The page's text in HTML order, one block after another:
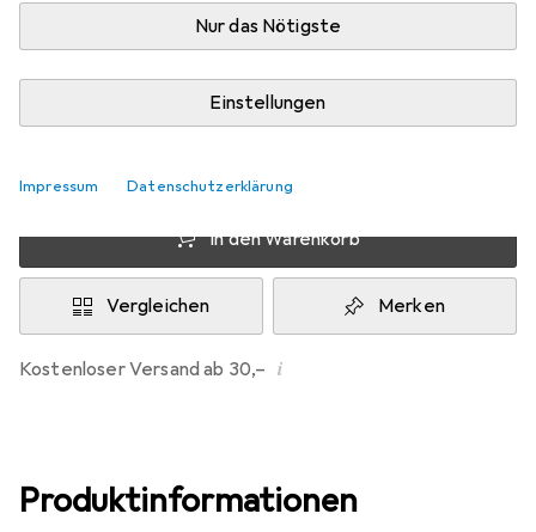
Nur das Nötigste
Einstellungen
Impressum Datenschutzerklärung
Mehr als 10 Stück an Lager beim Lieferanten
Lieferort angeben für genaue Lieferzeit
EUR
9,81pro Stück
EUR
9,21
3 Stück
EUR
8,93
EUR
8,63
In den Warenkorb
Vergleichen Merken
Kostenloser Versand ab 30,– i
Produktinformationen